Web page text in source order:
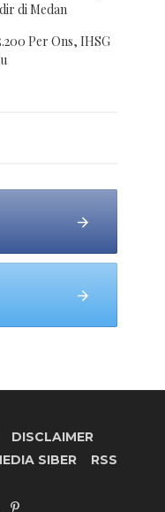
di Medan
Per Ons, IHSG
DISCLAIMER
SIBER
RSS